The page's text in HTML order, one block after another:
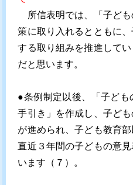
所信表明では、「子ども
策に取り入れるとともに
する取り組みを推進して
だと思います。
●条例制定以後、「子ども
手引き」を作成し、子ど
が進められ、子ども教育
直近３年間の子どもの意
います（７）。